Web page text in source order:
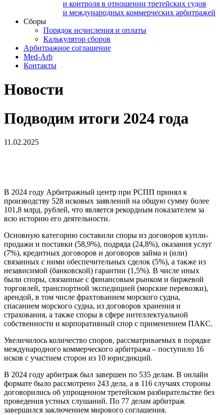
и контроля в отношении третейских судов
и международных коммерческих арбитражей
Сборы
Порядок исчисления и оплаты
Калькулятор сборов
Арбитражное соглашение
Med-Arb
Контакты
Новости
Подводим итоги 2024 года
11.02.2025
В 2024 году Арбитражный центр при РСПП принял к
производству 528 исковых заявлений на общую сумму более
101,8 млрд. рублей, что является рекордным показателем за
всю историю его деятельности.
Основную категорию составили споры из договоров купли-
продажи и поставки (58,9%), подряда (24,8%), оказания услуг
(7%), кредитных договоров и договоров займа и (или)
связанных с ними обеспечительных сделок (5%), а также из
независимой (банковской) гарантии (1,5%). В числе иных
были споры, связанные с финансовым рынком и биржевой
торговлей, транспортной экспедицией (морские перевозки),
арендой, в том числе фрахтованием морского судна,
спасанием морского судна, из договоров хранения и
страхования, а также споры в сфере интеллектуальной
собственности и корпоративный спор с применением ПАКС.
Увеличилось количество споров, рассматриваемых в порядке
международного коммерческого арбитража – поступило 16
исков с участием сторон из 10 юрисдикций.
В 2024 году арбитраж был завершен по 535 делам. В онлайн
формате было рассмотрено 243 дела, а в 116 случаях стороны
договорились об упрощенном третейском разбирательстве без
проведения устных слушаний. По 77 делам арбитраж
завершился заключением мирового соглашения.